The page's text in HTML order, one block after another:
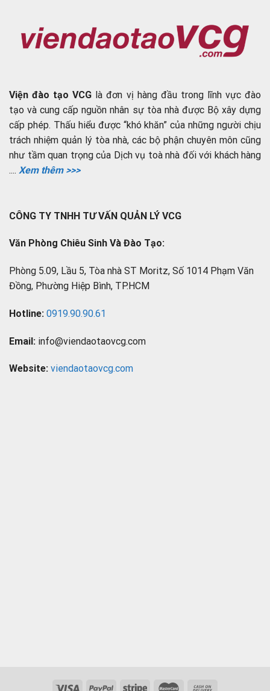
Viện đào tạo VCG là đơn vị hàng đầu trong lĩnh vực đào
tạo và cung cấp nguồn nhân sự tòa nhà được Bộ xây dựng
cấp phép. Thấu hiểu được “khó khăn” của những người chịu
trách nhiệm quản lý tòa nhà, các bộ phận chuyên môn cũng
như tầm quan trọng của Dịch vụ toà nhà đối với khách hàng
.... Xem thêm >>>
CÔNG TY TNHH TƯ VẤN QUẢN LÝ VCG
Văn Phòng Chiêu Sinh Và Đào Tạo:
Phòng 5.09, Lầu 5, Tòa nhà ST Moritz, Số 1014 Phạm Văn
Đồng, Phường Hiệp Bình, TP.HCM
Hotline: 0919.90.90.61
Email: info@viendaotaovcg.com
Website: viendaotaovcg.com